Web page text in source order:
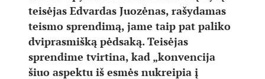
teisėjas Edvardas Juozėnas, rašydamas
teismo sprendimą, jame taip pat paliko
dviprasmišką pėdsaką. Teisėjas
sprendime tvirtina, kad „konvencija
šiuo aspektu iš esmės nukreipia į